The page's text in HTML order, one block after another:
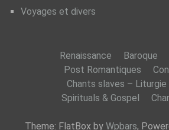
Voyages et divers
Renaissance Baroque
Post Romantiques
Chants slaves –
Spirituals & Gospel
Theme: FlatBox by Wpbars,